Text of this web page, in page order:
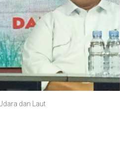
dan Laut